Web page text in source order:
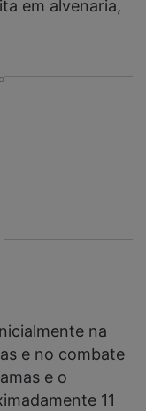
em alvenaria,
na
e no combate
e o
11